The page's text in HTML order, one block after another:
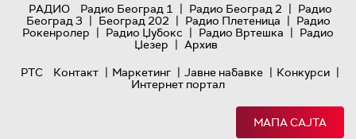
РАДИО
Радио Београд 1 | Радио Београд 2 | Радио
Београд 3 | Београд 202 | Радио Плетеница | Радио
Рокенролер | Радио Џубокс | Радио Вртешка | Радио
Џезер | Архив
РТС
Контакт | Маркетинг | Јавне набавке | Конкурси |
Интернет портал
МАПА САЈТА